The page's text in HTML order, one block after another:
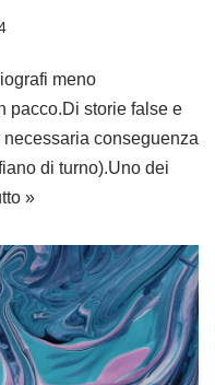
meno
pacco.Di storie false e
conseguenza
di turno).Uno dei
»